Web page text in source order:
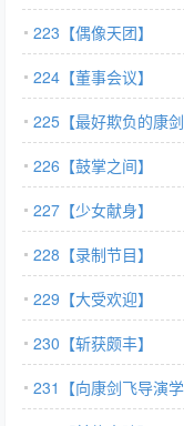
223【偶像天团】
224【董事会议】
225【最好欺负的康剑
226【鼓掌之间】
227【少女献身】
228【录制节目】
229【大受欢迎】
230【斩获颇丰】
231【向康剑飞导演学